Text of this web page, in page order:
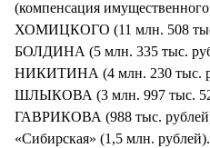
(компенсация
ХОМИЦКОГО (11 млн. 508
БОЛДИНА (5 млн. 335 тыс.
НИКИТИНА (4 млн. 230 тыс.
ШЛЫКОВА (3 млн. 997 тыс. 52
ГАВРИКОВА (988 тыс.
«Сибирская» (1,5 млн. рублей).